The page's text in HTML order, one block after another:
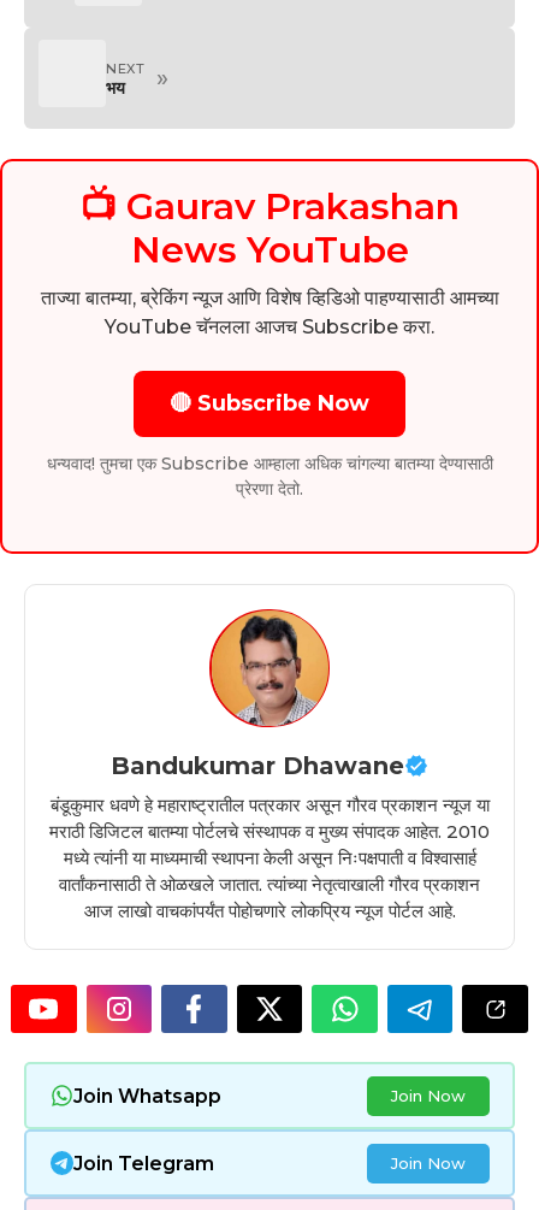
NEXT
भय »
📺 Gaurav Prakashan
News YouTube
ताज्या बातम्या, ब्रेकिंग न्यूज आणि विशेष व्हिडिओ पाहण्यासाठी आमच्या
YouTube चॅनलला आजच Subscribe करा.
🔴 Subscribe Now
धन्यवाद! तुमचा एक Subscribe आम्हाला अधिक चांगल्या बातम्या देण्यासाठी
प्रेरणा देतो.
Bandukumar Dhawane
बंडूकुमार धवणे हे महाराष्ट्रातील पत्रकार असून गौरव प्रकाशन न्यूज या
मराठी डिजिटल बातम्या पोर्टलचे संस्थापक व मुख्य संपादक आहेत. 2010
मध्ये त्यांनी या माध्यमाची स्थापना केली असून निःपक्षपाती व विश्वासार्ह
वार्तांकनासाठी ते ओळखले जातात. त्यांच्या नेतृत्वाखाली गौरव प्रकाशन
आज लाखो वाचकांपर्यंत पोहोचणारे लोकप्रिय न्यूज पोर्टल आहे.
Join Whatsapp Join Now
Join Telegram Join Now